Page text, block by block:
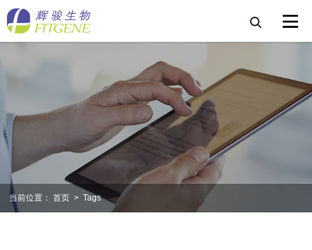
当前位置： 首页 > Tags